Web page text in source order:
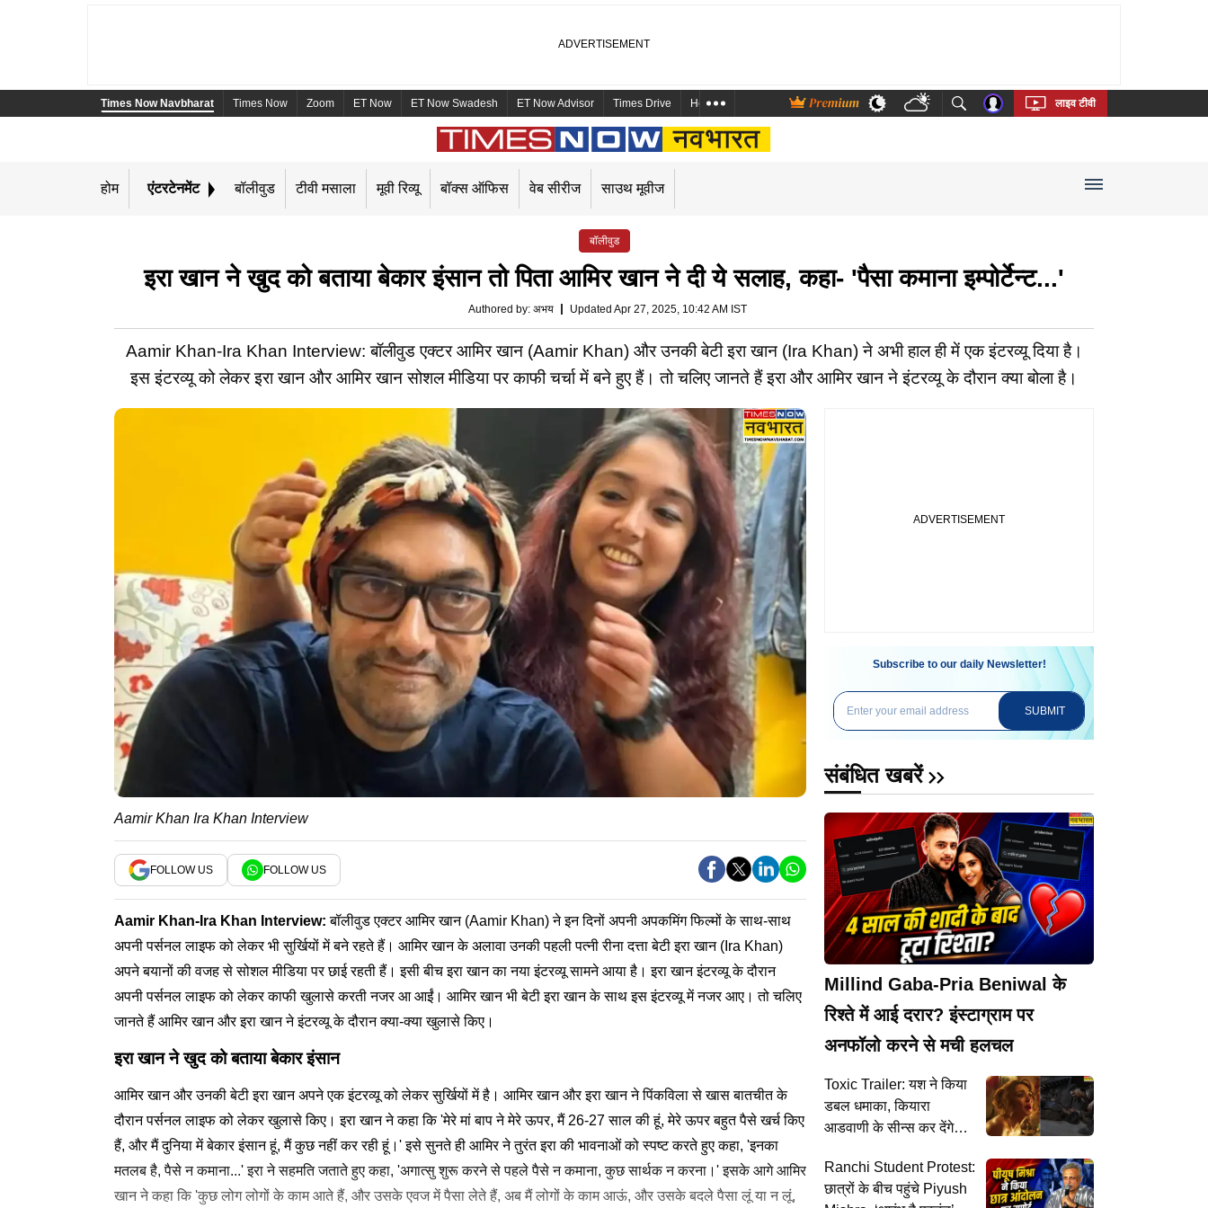
Times Now Navbharat Times Now Zoom ET Now ET Now Swadesh ET Now Advisor Times Drive Health and Me Marathi Bengali Telugu Tamil Kannada Malayalam
लाइव टीवी
होम एंटरटेनमेंट बॉलीवुड टीवी मसाला मूवी रिव्यू बॉक्स ऑफिस वेब सीरीज साउथ मूवीज
बॉलीवुड
इरा खान ने खुद को बताया बेकार इंसान तो पिता आमिर खान ने दी ये सलाह, कहा- 'पैसा कमाना इम्पोर्टेन्ट...'
Authored by: अभय Updated Apr 27, 2025, 10:42 AM IST
Aamir Khan-Ira Khan Interview: बॉलीवुड एक्टर आमिर खान (Aamir Khan) और उनकी बेटी इरा खान (Ira Khan) ने अभी हाल ही में एक इंटरव्यू दिया है।
इस इंटरव्यू को लेकर इरा खान और आमिर खान सोशल मीडिया पर काफी चर्चा में बने हुए हैं। तो चलिए जानते हैं इरा और आमिर खान ने इंटरव्यू के दौरान क्या बोला है।
Aamir Khan Ira Khan Interview
FOLLOW US FOLLOW US
Aamir Khan-Ira Khan Interview: बॉलीवुड एक्टर आमिर खान (Aamir Khan) ने इन दिनों अपनी अपकमिंग फिल्मों के साथ-साथ
अपनी पर्सनल लाइफ को लेकर भी सुर्खियों में बने रहते हैं। आमिर खान के अलावा उनकी पहली पत्नी रीना दत्ता बेटी इरा खान (Ira Khan)
अपने बयानों की वजह से सोशल मीडिया पर छाई रहती हैं। इसी बीच इरा खान का नया इंटरव्यू सामने आया है। इरा खान इंटरव्यू के दौरान
अपनी पर्सनल लाइफ को लेकर काफी खुलासे करती नजर आ आईं। आमिर खान भी बेटी इरा खान के साथ इस इंटरव्यू में नजर आए। तो चलिए
जानते हैं आमिर खान और इरा खान ने इंटरव्यू के दौरान क्या-क्या खुलासे किए।
इरा खान ने खुद को बताया बेकार इंसान
आमिर खान और उनकी बेटी इरा खान अपने एक इंटरव्यू को लेकर सुर्खियों में है। आमिर खान और इरा खान ने पिंकविला से खास बातचीत के
दौरान पर्सनल लाइफ को लेकर खुलासे किए। इरा खान ने कहा कि 'मेरे मां बाप ने मेरे ऊपर, मैं 26-27 साल की हूं, मेरे ऊपर बहुत पैसे खर्च किए
हैं, और मैं दुनिया में बेकार इंसान हूं, मैं कुछ नहीं कर रही हूं।' इसे सुनते ही आमिर ने तुरंत इरा की भावनाओं को स्पष्ट करते हुए कहा, 'इनका
मतलब है, पैसे न कमाना...' इरा ने सहमति जताते हुए कहा, 'अगात्सु शुरू करने से पहले पैसे न कमाना, कुछ सार्थक न करना।' इसके आगे आमिर
खान ने कहा कि 'कुछ लोग लोगों के काम आते हैं, और उसके एवज में पैसा लेते हैं, अब मैं लोगों के काम आऊं, और उसके बदले पैसा लूं या न लूं,
Subscribe to our daily Newsletter!
SUBMIT
संबंधित खबरें
Millind Gaba-Pria Beniwal के
रिश्ते में आई दरार? इंस्टाग्राम पर
अनफॉलो करने से मची हलचल
Toxic Trailer: यश ने किया
डबल धमाका, कियारा
आडवाणी के सीन्स कर देंगे
Ranchi Student Protest:
छात्रों के बीच पहुंचे Piyush